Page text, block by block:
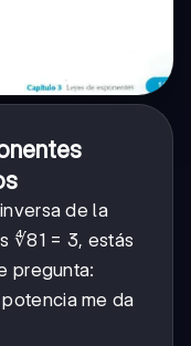
de la
∜81 = 3, estás
pregunta:
me da